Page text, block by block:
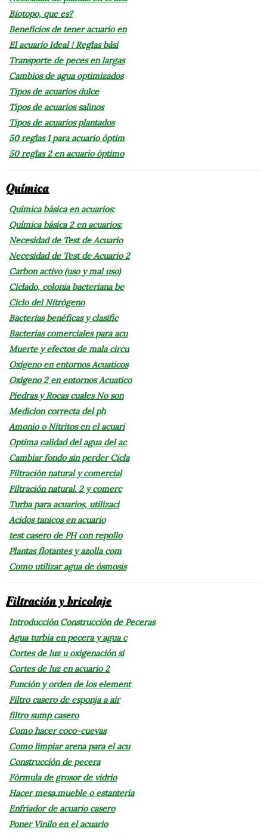
Biotopo, que es?
Beneficios de tener acuario en
El acuario Ideal ! Reglas bási
Transporte de peces en largas
Cambios de agua optimizados
Tipos de acuarios dulce
Tipos de acuarios salinos
Tipos de acuarios plantados
50 reglas 1 para acuario óptim
50 reglas 2 en acuario óptimo
Química
Química básica en acuarios:
Química básica 2 en acuarios:
Necesidad de Test de Acuario
Necesidad de Test de Acuario 2
Carbon activo (uso y mal uso)
Ciclado, colonia bacteriana be
Ciclo del Nitrógeno
Bacterias benéficas y clasific
Bacterias comerciales para acu
Muerte y efectos de mala circu
Oxígeno en entornos Acuaticos
Oxígeno 2 en entornos Acuatico
Piedras y Rocas cuales No son
Medicion correcta del ph
Amonio o Nitritos en el acuari
Optima calidad del agua del ac
Cambiar fondo sin perder Cicla
Filtración natural y comercial
Filtración natural. 2 y comerc
Turba para acuarios, utilizaci
Acidos tanicos en acuario
test casero de PH con repollo
Plantas flotantes y azolla com
Como utilizar agua de ósmosis
Filtración y bricolaje
Introducción Construcción de Peceras
Agua turbia en pecera y agua c
Cortes de luz u oxigenación si
Cortes de luz en acuario 2
Función y orden de los element
Filtro casero de esponja a air
filtro sump casero
Como hacer coco-cuevas
Como limpiar arena para el acu
Construcción de pecera
Fórmula de grosor de vidrio
Hacer mesa,mueble o estantería
Enfriador de acuario casero
Poner Vinilo en el acuario